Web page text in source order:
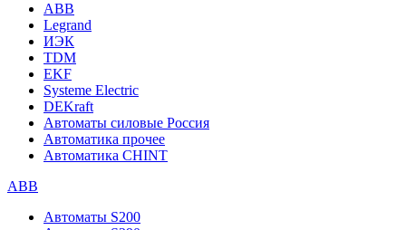
ABB
Legrand
ИЭК
TDM
EKF
Systeme Electric
DEKraft
Автоматы силовые Россия
Автоматика прочее
Автоматика CHINT
ABB
Автоматы S200